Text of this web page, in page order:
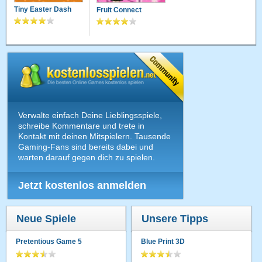
Tiny Easter Dash Fruit Connect
Verwalte einfach Deine Lieblingsspiele,
schreibe Kommentare und trete in
Kontakt mit deinen Mitspielern. Tausende
Gaming-Fans sind bereits dabei und
warten darauf gegen dich zu spielen.
Jetzt kostenlos anmelden
Neue Spiele
Pretentious Game 5
Unsere Tipps
Blue Print 3D